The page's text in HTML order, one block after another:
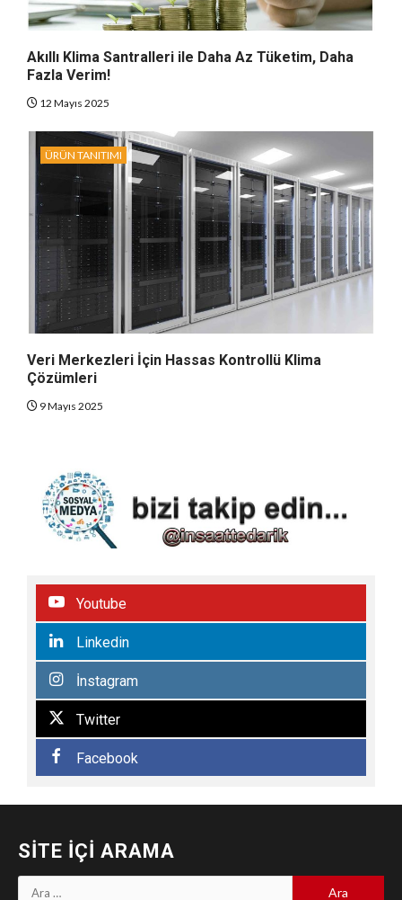
Akıllı Klima Santralleri ile Daha Az Tüketim, Daha
Fazla Verim!
12 Mayıs 2025
ÜRÜN TANITIMI
Veri Merkezleri İçin Hassas Kontrollü Klima
Çözümleri
9 Mayıs 2025
Youtube
Linkedin
İnstagram
Twitter
Facebook
SITE İÇI ARAMA
Arama: